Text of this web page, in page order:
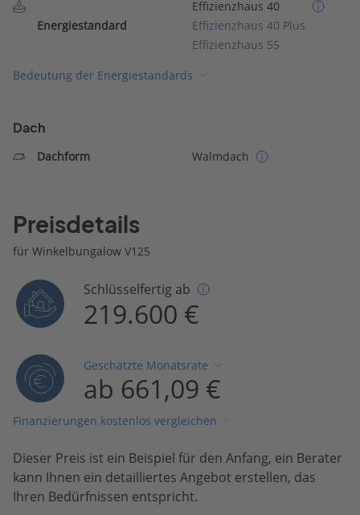
Energiestandard
Effizienzhaus 40
Effizienzhaus 40 Plus
Effizienzhaus 55
Bedeutung der Energiestandards
Dach
Dachform Walmdach
Preisdetails
für Winkelbungalow V125
Schlüsselfertig ab
219.600 €
Geschätzte Monatsrate
ab 661,09 €
Finanzierungen kostenlos vergleichen
Dieser Preis ist ein Beispiel für den Anfang, ein Berater
kann Ihnen ein detailliertes Angebot erstellen, das
Ihren Bedürfnissen entspricht.